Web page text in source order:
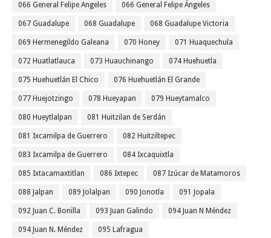
066 General Felipe Angeles 066 General Felipe Ángeles
067 Guadalupe 068 Guadalupe 068 Guadalupe Victoria
069 Hermenegildo Galeana 070 Honey 071 Huaquechula
072 Huatlatlauca 073 Huauchinango 074 Huehuetla
075 Huehuetlán El Chico 076 Huehuetlán El Grande
077 Huejotzingo 078 Hueyapan 079 Hueytamalco
080 Hueytlalpan 081 Huitzilan de Serdán
081 Ixcamilpa de Guerrero 082 Huitziltepec
083 Ixcamilpa de Guerrero 084 Ixcaquixtla
085 Ixtacamaxtitlan 086 Ixtepec 087 Izúcar de Matamoros
088 Jalpan 089 Jolalpan 090 Jonotla 091 Jopala
092 Juan C. Bonilla 093 Juan Galindo 094 Juan N Méndez
094 Juan N. Méndez 095 Lafragua